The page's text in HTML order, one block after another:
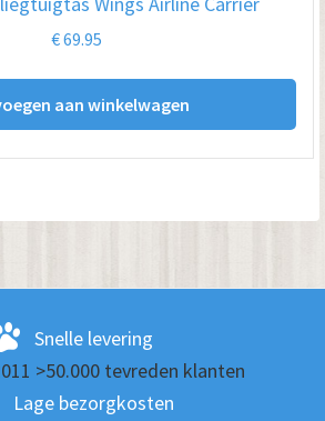
€69.95
aan winkelwagen
Snelle levering
>50.000 tevreden klanten
Lage bezorgkosten